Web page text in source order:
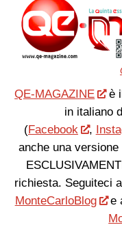
QE-MAGAZINE
è
in italiano
(Facebook ,
anche una
richiesta. Seguiteci
MonteCarloBlog
e